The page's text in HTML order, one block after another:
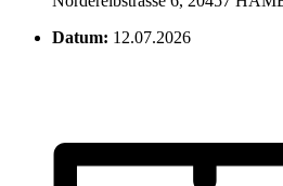
Datum: 12.07.2026